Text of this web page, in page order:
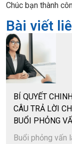
Chúc bạn thành
Bài viết
BÍ QUYẾT
CÂU TRẢ LỜI
BUỔI PHỎNG
Buổi phỏng vấn